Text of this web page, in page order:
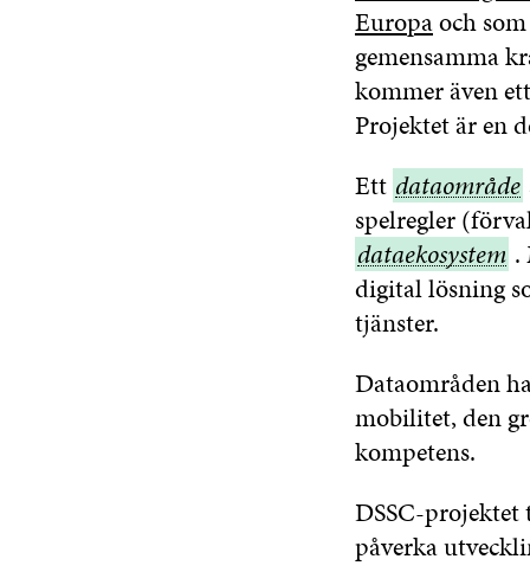
Europaoch
gemensamma
kommer även
Projektet är en
Ett dataområde
dataområde
spelregler
dataekosystem .
digital lösning
tjänster.
Dataområden
mobilitet, den
kompetens.
DSSC-
påverka